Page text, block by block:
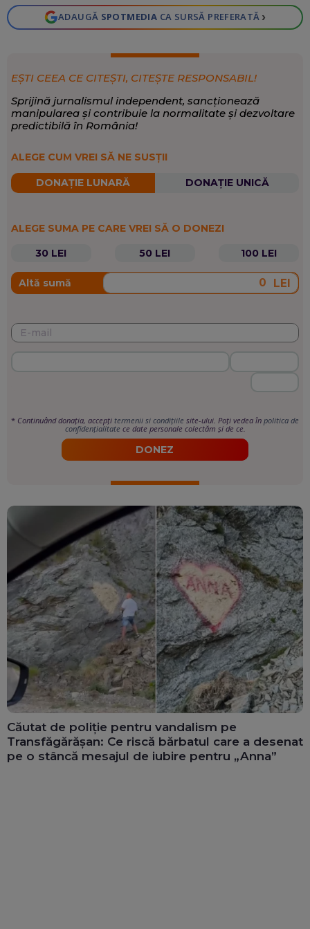
ADAUGĂ SPOTMEDIA CA SURSĂ PREFERATĂ ›
EȘTI CEEA CE CITEȘTI, CITEȘTE RESPONSABIL!
Sprijină jurnalismul independent, sancționează
manipularea și contribuie la normalitate și dezvoltare
predictibilă în România!
ALEGE CUM VREI SĂ NE SUSȚII
DONAȚIE LUNARĂ DONAȚIE UNICĂ
ALEGE SUMA PE CARE VREI SĂ O DONEZI
30 LEI
50 LEI 100 LEI
Altă sumă LEI
* Continuând donația, accepți termenii si condițiile site-ului. Poți vedea în politica de
confidențialitate ce date personale colectăm și de ce.
DONEZ
Căutat de poliție pentru vandalism pe
Transfăgărășan: Ce riscă bărbatul care a desenat
pe o stâncă mesajul de iubire pentru „Anna”